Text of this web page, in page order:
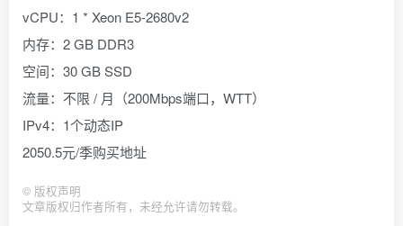
vCPU：1 * Xeon E5-2680v2
内存：2 GB DDR3
空间：30 GB SSD
流量：不限 / 月（200Mbps端口，WTT）
IPv4：1个动态IP
2050.5元/季购买地址
© 版权声明
文章版权归作者所有，未经允许请勿转载。